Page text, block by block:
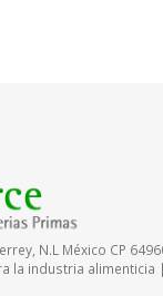
N.L México CP
la industria alimenticia